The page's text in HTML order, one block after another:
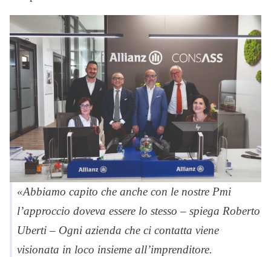
«Abbiamo capito che anche con le nostre Pmi
l’approccio doveva essere lo stesso – spiega Roberto
Uberti – Ogni azienda che ci contatta viene
visionata in loco insieme all’imprenditore.